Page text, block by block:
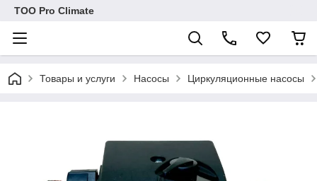
ТОО Pro Climate
Товары и услуги Насосы Циркуляционные насосы